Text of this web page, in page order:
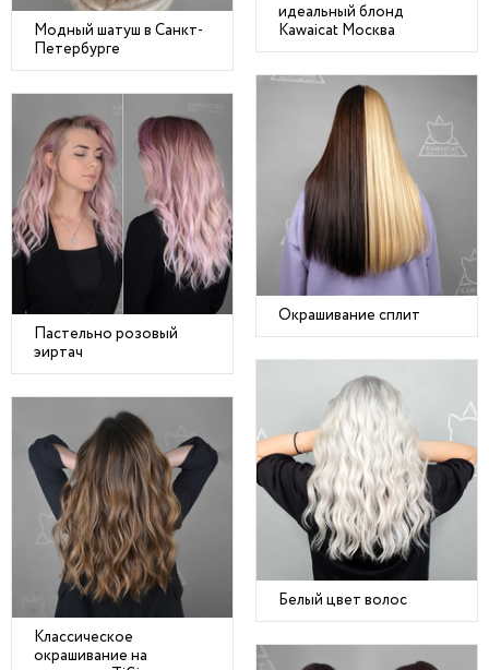
идеальный блонд
Kawaicat Москва
Модный шатуш в Санкт-
Петербурге
Окрашивание сплит
Пастельно розовый
эиртач
Белый цвет волос
Классическое
окрашивание на